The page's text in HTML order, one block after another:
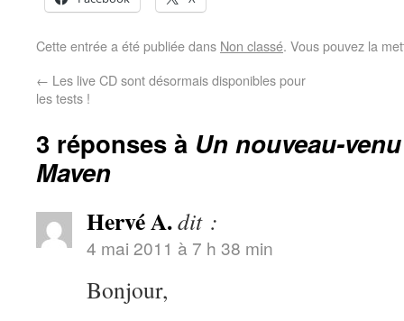
Cette entrée a été publiée dans Non classé. Vous pouvez la
← Les live CD sont désormais disponibles pour
les tests !
3 réponses à Un nouveau-
Maven
Hervé A.dit :
4 mai 2011 à 7 h 38 min
Bonjour,